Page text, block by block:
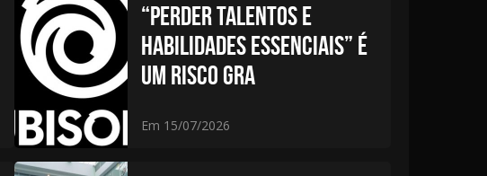
“PERDER TALENTOS E
HABILIDADES ESSENCIAIS” É
UM RISCO GRA
Em 15/07/2026